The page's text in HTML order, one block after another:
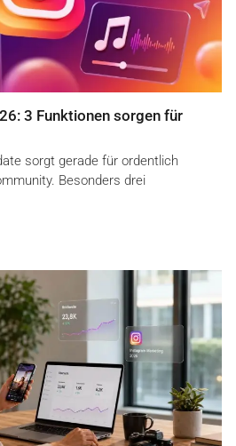
3 Funktionen sorgen für
sorgt gerade für ordentlich
Besonders drei